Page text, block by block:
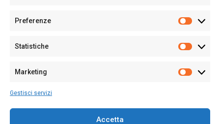
Preferenze
Statistiche
Marketing
Gestisci servizi
Accetta
Sede:Via Cristoforo Colombo 09013 Carbonia
Partita IVA02270380922
128/2020 del 10/02/2020
Per la Pubblicità: